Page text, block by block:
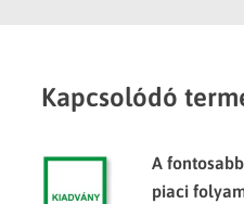
Kapcsolódó
A
piaci